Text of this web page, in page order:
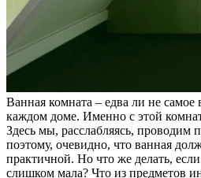
Ванная комната – едва ли не
каждом доме. Именно с этой
Здесь мы, расслабляясь,
поэтому, очевидно, что ванная
практичной. Но что же делать,
слишком мала? Что из предметов